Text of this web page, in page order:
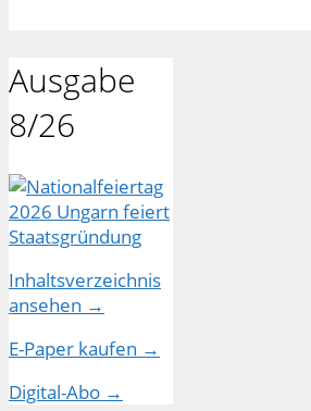
Ausgabe
8/26
Inhaltsverzeichnis
ansehen →
E-Paper kaufen →
Digital-Abo →